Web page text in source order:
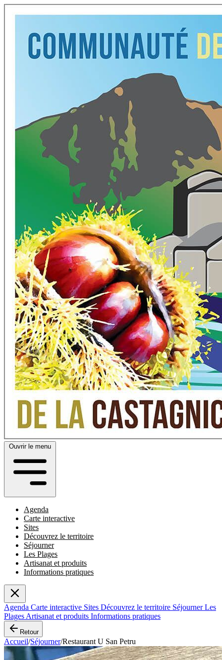
Ouvrir le menu
Agenda
Carte interactive
Sites
Découvrez le territoire
Séjourner
Les Plages
Artisanat et produits
Informations pratiques
Agenda Carte interactive Sites Découvrez le territoire SéjournerLes
Plages Artisanat et produits Informations pratiques
Retour
Accueil/Séjourner/Restaurant U San Petru